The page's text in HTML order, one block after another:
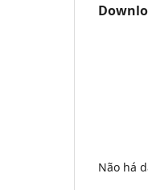
Não há